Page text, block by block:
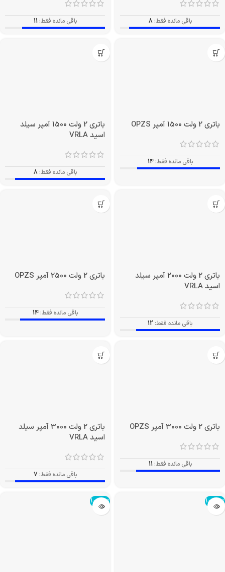
باقی مانده فقط: 8 باقی مانده فقط: 11
باتری 2 ولت 1500 آمپر OPZS
باقی مانده فقط: 14
باتری 2 ولت 1500 آمپر سیلد
اسید VRLA
باقی مانده فقط: 8
باتری 2 ولت 2000 آمپر سیلد
اسید VRLA
باقی مانده فقط: 12
باتری 2 ولت 2500 آمپر OPZS
باقی مانده فقط: 14
باتری 2 ولت 3000 آمپر OPZS
باقی مانده فقط: 11
باتری 2 ولت 3000 آمپر سیلد
اسید VRLA
باقی مانده فقط: 7
تمام شد! تمام شد!